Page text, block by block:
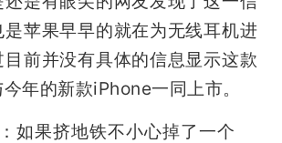
是苹果早早的就在为无线耳机进
前并没有具体的信息显示这款
年的新款iPhone一同上市。
如果挤地铁不小心掉了一个